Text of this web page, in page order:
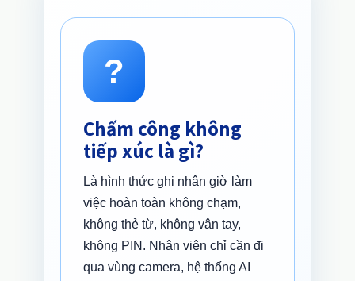
?
Chấm công không
tiếp xúc là gì?
Là hình thức ghi nhận giờ làm
việc hoàn toàn không chạm,
không thẻ từ, không vân tay,
không PIN. Nhân viên chỉ cần đi
qua vùng camera, hệ thống AI